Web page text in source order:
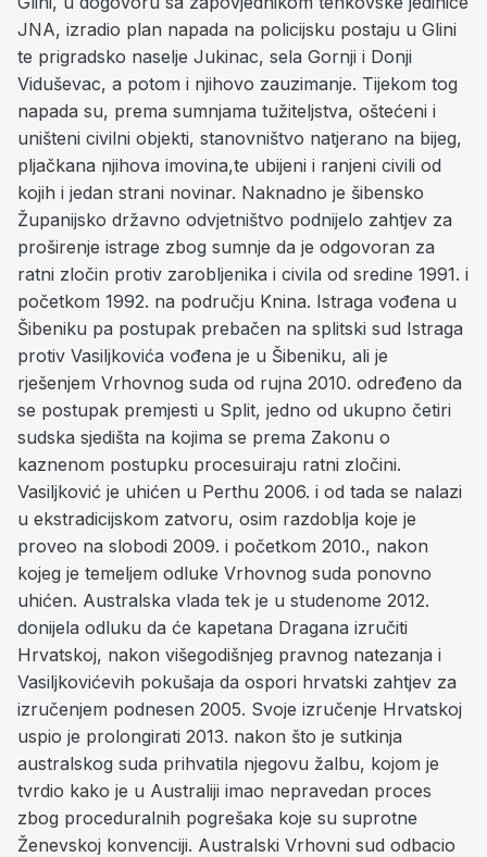
JNA, izradio plan napada na policijsku postaju u Glini
te prigradsko naselje Jukinac, sela Gornji i Donji
Viduševac, a potom i njihovo zauzimanje. Tijekom tog
napada su, prema sumnjama tužiteljstva, oštećeni i
uništeni civilni objekti, stanovništvo natjerano na bijeg,
pljačkana njihova imovina,te ubijeni i ranjeni civili od
kojih i jedan strani novinar. Naknadno je šibensko
Županijsko državno odvjetništvo podnijelo zahtjev za
proširenje istrage zbog sumnje da je odgovoran za
ratni zločin protiv zarobljenika i civila od sredine 1991. i
početkom 1992. na području Knina. Istraga vođena u
Šibeniku pa postupak prebačen na splitski sud Istraga
protiv Vasiljkovića vođena je u Šibeniku, ali je
rješenjem Vrhovnog suda od rujna 2010. određeno da
se postupak premjesti u Split, jedno od ukupno četiri
sudska sjedišta na kojima se prema Zakonu o
kaznenom postupku procesuiraju ratni zločini.
Vasiljković je uhićen u Perthu 2006. i od tada se nalazi
u ekstradicijskom zatvoru, osim razdoblja koje je
proveo na slobodi 2009. i početkom 2010., nakon
kojeg je temeljem odluke Vrhovnog suda ponovno
uhićen. Australska vlada tek je u studenome 2012.
donijela odluku da će kapetana Dragana izručiti
Hrvatskoj, nakon višegodišnjeg pravnog natezanja i
Vasiljkovićevih pokušaja da ospori hrvatski zahtjev za
izručenjem podnesen 2005. Svoje izručenje Hrvatskoj
uspio je prolongirati 2013. nakon što je sutkinja
australskog suda prihvatila njegovu žalbu, kojom je
tvrdio kako je u Australiji imao nepravedan proces
zbog proceduralnih pogrešaka koje su suprotne
Ženevskoj konvenciji. Australski Vrhovni sud odbacio